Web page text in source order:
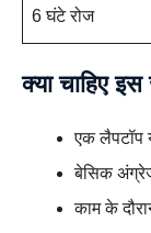
6 घंटे रोज
क्या चाहिए
एक लैपटॉप
बेसिक
काम के